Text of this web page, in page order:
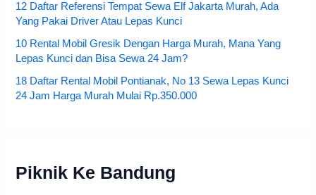
12 Daftar Referensi Tempat Sewa Elf Jakarta Murah, Ada
Yang Pakai Driver Atau Lepas Kunci
10 Rental Mobil Gresik Dengan Harga Murah, Mana Yang
Lepas Kunci dan Bisa Sewa 24 Jam?
18 Daftar Rental Mobil Pontianak, No 13 Sewa Lepas Kunci
24 Jam Harga Murah Mulai Rp.350.000
Piknik Ke Bandung